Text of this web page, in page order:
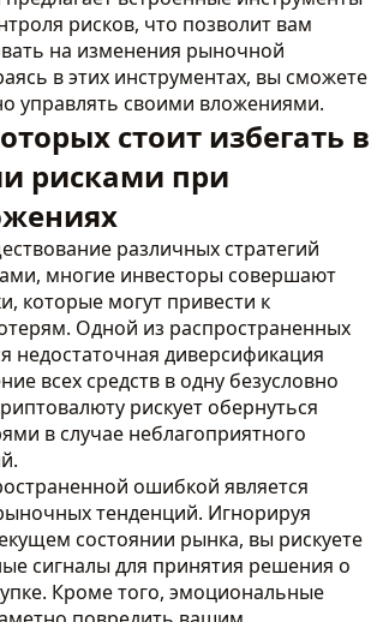
рисков, что позволит вам
на изменения рыночной
в этих инструментах, вы сможете
управлять своими вложениями.
стоит избегать в
рисками при
различных стратегий
многие инвесторы совершают
которые могут привести к
Одной из распространенных
недостаточная диверсификация
всех средств в одну безусловно
рискует обернуться
в случае неблагоприятного
ошибкой является
тенденций. Игнорируя
состоянии рынка, вы рискуете
сигналы для принятия решения о
Кроме того, эмоциональные